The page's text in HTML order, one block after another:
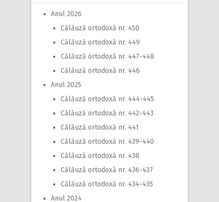
Anul 2026
Călăuză ortodoxă nr. 450
Călăuză ortodoxă nr. 449
Călăuză ortodoxă nr. 447-448
Călăuză ortodoxă nr. 446
Anul 2025
Călăuză ortodoxă nr. 444-445
Călăuză ortodoxă nr. 442-443
Călăuză ortodoxă nr. 441
Călăuză ortodoxă nr. 439-440
Călăuză ortodoxă nr. 438
Călăuză ortodoxă nr. 436-437
Călăuză ortodoxă nr. 434-435
Anul 2024